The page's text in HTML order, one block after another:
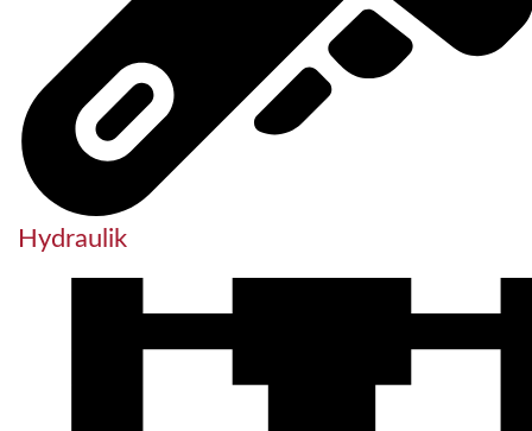
Hydraulik